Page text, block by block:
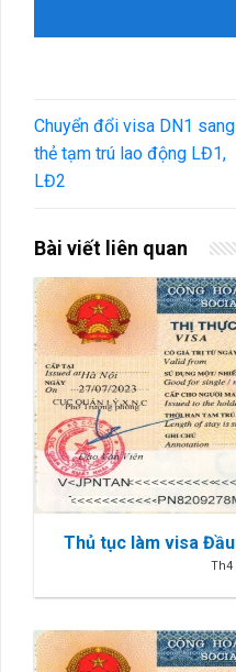
Chuyển đổi visa DN1 sang
thẻ tạm trú lao động LĐ1,
LĐ2
Bài viết liên quan
Thủ tục làm visa
Th4